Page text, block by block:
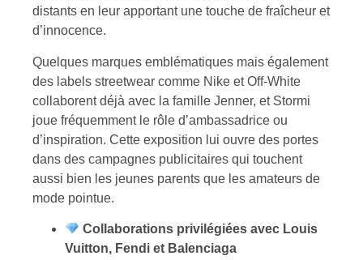
distants en leur apportant une touche de fraîcheur et
d’innocence.
Quelques marques emblématiques mais également
des labels streetwear comme Nike et Off-White
collaborent déjà avec la famille Jenner, et Stormi
joue fréquemment le rôle d’ambassadrice ou
d’inspiration. Cette exposition lui ouvre des portes
dans des campagnes publicitaires qui touchent
aussi bien les jeunes parents que les amateurs de
mode pointue.
Collaborations privilégiées avec Louis
Vuitton, Fendi et Balenciaga